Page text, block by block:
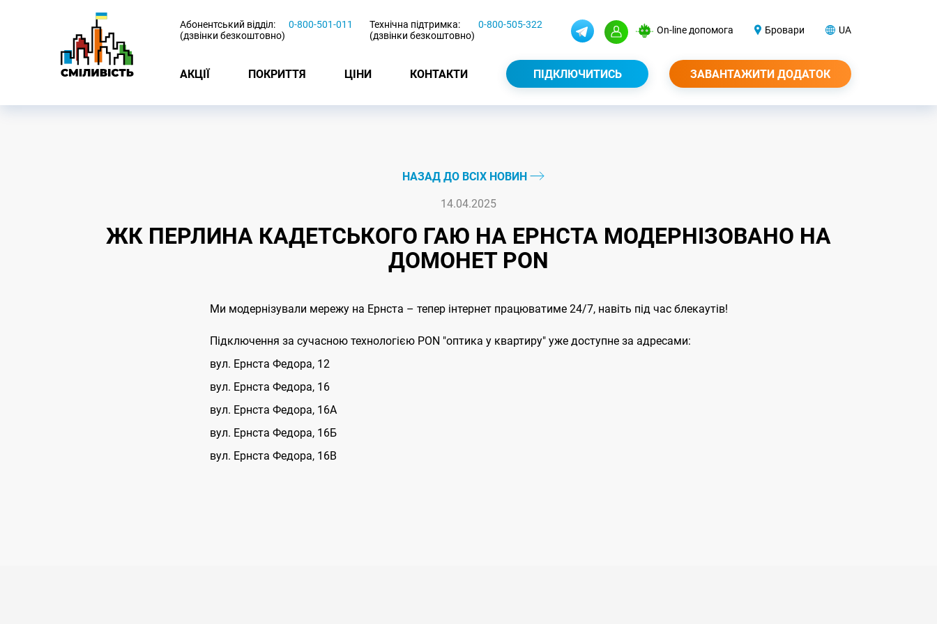
Абонентський відділ:
(дзвінки безкоштовно)
0-800-501-011
Технічна підтримка:
(дзвінки безкоштовно)
0-800-505-322 On-line допомога Бровари UA
АКЦІЇ ПОКРИТТЯ ЦІНИ КОНТАКТИ ПІДКЛЮЧИТИСЬ ЗАВАНТАЖИТИ ДОДАТОК
НАЗАД ДО ВСІХ НОВИН
14.04.2025
ЖК ПЕРЛИНА КАДЕТСЬКОГО ГАЮ НА ЕРНСТА МОДЕРНІЗОВАНО НА
ДОМОНЕТ PON
Ми модернізували мережу на Ернста – тепер інтернет працюватиме 24/7, навіть під час блекаутів!
Підключення за сучасною технологією PON "оптика у квартиру" уже доступне за адресами:
вул. Ернста Федора, 12
вул. Ернста Федора, 16
вул. Ернста Федора, 16А
вул. Ернста Федора, 16Б
вул. Ернста Федора, 16В